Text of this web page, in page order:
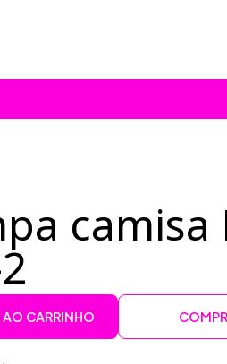
camisa
CARRINHO